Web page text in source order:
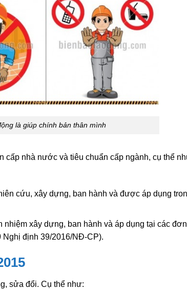
là giúp chính bản thân mình
cấp nhà nước và tiêu chuẩn cấp ngành, cụ thể
cứu, xây dựng, ban hành và được áp dụng
xây dựng, ban hành và áp dụng tại các
Nghị định 39/2016/NĐ-CP).
sửa đổi. Cụ thể như: